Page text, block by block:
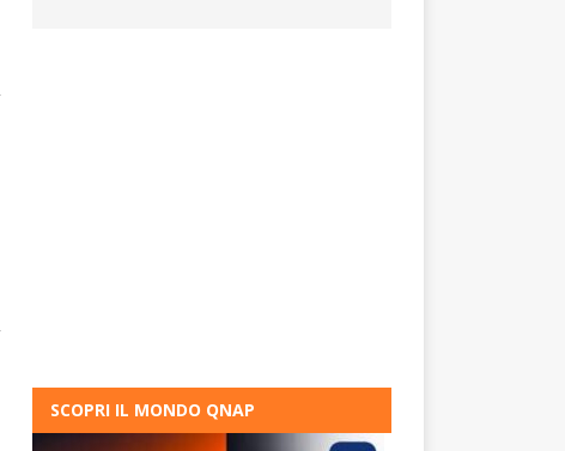
SCOPRI IL MONDO QNAP